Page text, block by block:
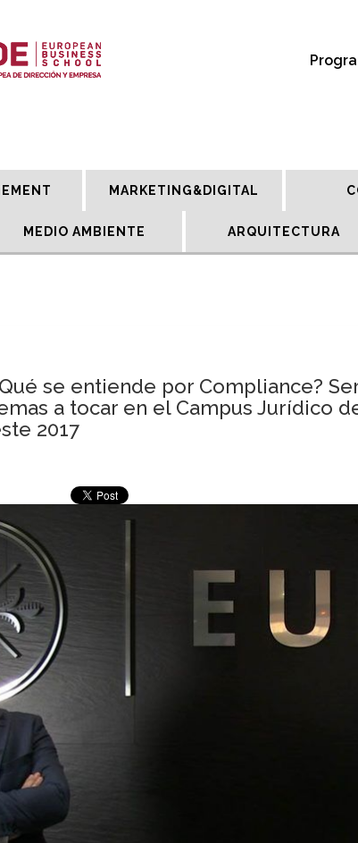
MARKETING&DIGITAL
MEDIO AMBIENTE ARQUITECTURA
se entiende por Compliance?
a tocar en el Campus Jurídico
2017